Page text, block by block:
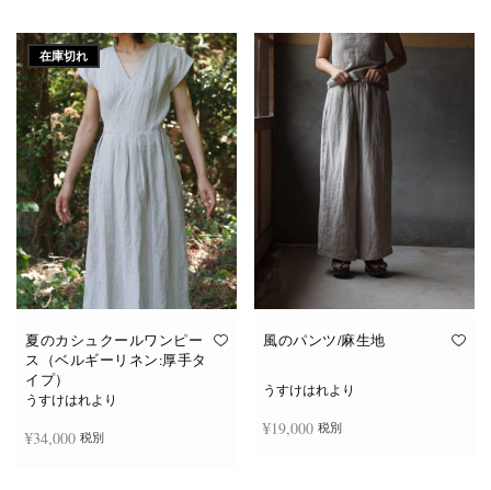
ら
選
択
で
き
ま
す
ら
選
択
で
き
ま
す
在庫切れ
夏のカシュクールワンピー
ス（ベルギーリネン:厚手タ
イプ）
うすけはれより
¥34,000 税別
風のパンツ/麻生地
うすけはれより
¥19,000 税別